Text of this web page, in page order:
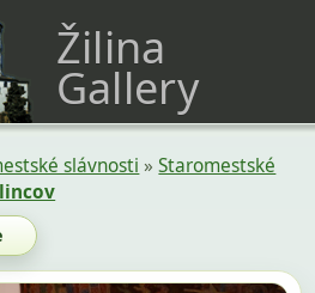
Žilina
Gallery
slávnosti »Staromestské